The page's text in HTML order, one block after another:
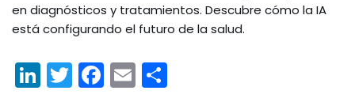
en diagnósticos y tratamientos. Descubre cómo la IA
está configurando el futuro de la salud.
Li T F E